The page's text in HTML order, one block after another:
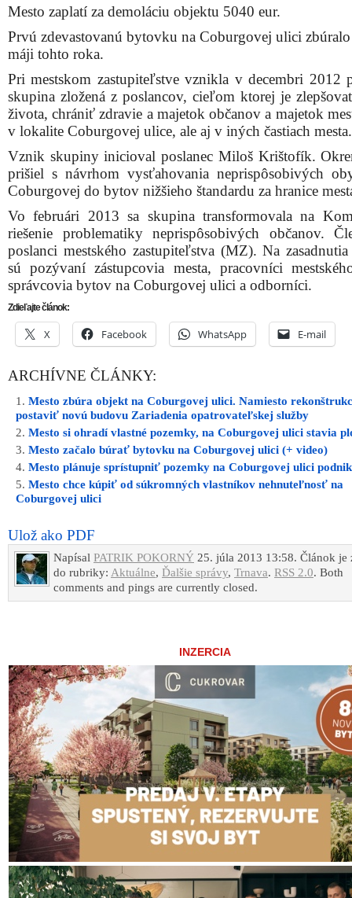
Mesto zaplatí za demoláciu objektu 5040 eur.
Prvú zdevastovanú bytovku na Coburgovej ulici
máji tohto roka.
Pri mestskom zastupiteľstve vznikla v decembri 2012
skupina zložená z poslancov, cieľom ktorej je
života, chrániť zdravie a majetok občanov a majetok
v lokalite Coburgovej ulice, ale aj v iných častiach mesta.
Vznik skupiny inicioval poslanec Miloš Krištofík.
prišiel s návrhom vysťahovania neprispôsobivých
Coburgovej do bytov nižšieho štandardu za hranice
Vo februári 2013 sa skupina transformovala na
riešenie problematiky neprispôsobivých občanov.
poslanci mestského zastupiteľstva (MZ). Na
sú pozývaní zástupcovia mesta, pracovníci
správcovia bytov na Coburgovej ulici a odborníci.
Zdieľajte článok:
X Facebook WhatsApp E-mail
ARCHÍVNE ČLÁNKY:
Mesto zbúra objekt na Coburgovej ulici. Namiesto
postaviť novú budovu Zariadenia opatrovateľskej služby
Mesto si ohradí vlastné pozemky, na Coburgovej ulici stavia
Mesto začalo búrať bytovku na Coburgovej ulici (+ video)
Mesto plánuje sprístupniť pozemky na Coburgovej ulici
Mesto chce kúpiť od súkromných vlastníkov nehnuteľnosť na
Coburgovej ulici
Ulož ako PDF
Napísal PATRIK POKORNÝ 25. júla 2013 13:58. Článok je
do rubriky: Aktuálne, Ďalšie správy, Trnava. RSS 2.0. Both
comments and pings are currently closed.
INZERCIA